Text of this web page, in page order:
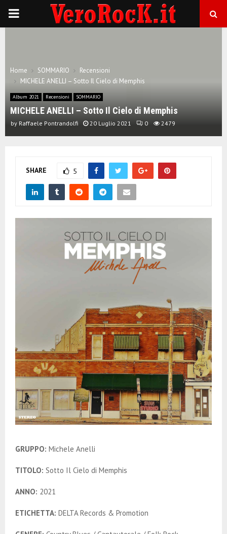
P
I
M
A
Home SOMMARIO
Recensioni
MICHELE ANELLI – Sotto Il Cielo di Memphis
Album 2021 Recensioni SOMMARIO
MICHELE ANELLI – Sotto Il Cielo di Memphis
by Raffaele Pontrandolfi 20 Luglio 2021 0 2479
SHARE 5
GRUPPO: Michele Anelli
TITOLO: Sotto Il Cielo di Memphis
ANNO: 2021
ETICHETTA: DELTA Records & Promotion